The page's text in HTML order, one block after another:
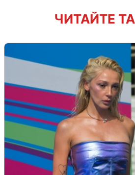
ЧИТАЙТЕ